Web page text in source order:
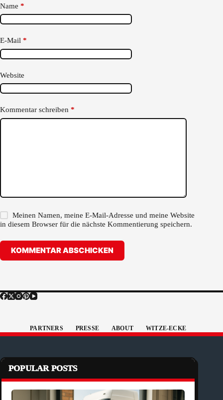
Name *
E-Mail *
Website
Kommentar schreiben *
Meinen Namen, meine E-Mail-Adresse und meine Website
in diesem Browser für die nächste Kommentierung speichern.
KOMMENTAR ABSCHICKEN
PARTNERS PRESSE ABOUT WITZE-ECKE
POPULAR POSTS